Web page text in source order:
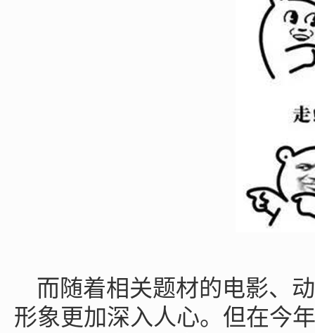
而随着相关题材的电影、
形象更加深入人心。但在今